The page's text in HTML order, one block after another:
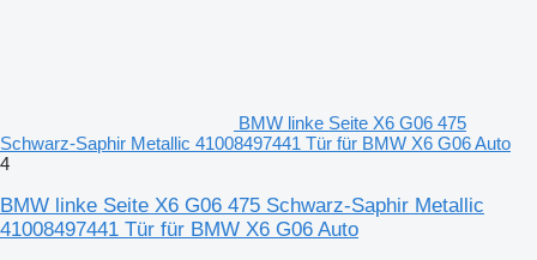
BMW linke Seite X6 G06 475
Schwarz-Saphir Metallic 41008497441 Tür für BMW X6 G06 Auto
4
BMW linke Seite X6 G06 475 Schwarz-Saphir Metallic
41008497441 Tür für BMW X6 G06 Auto